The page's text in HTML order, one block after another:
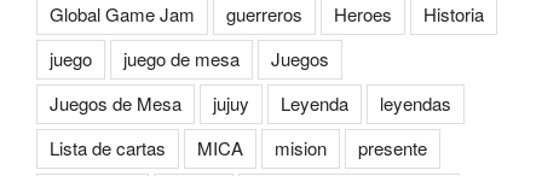
Global Game Jam
guerreros Heroes
Historia
juego
juego de mesa
Juegos
Juegos de Mesa
jujuy Leyenda
leyendas
Lista de cartas
MICA mision presente